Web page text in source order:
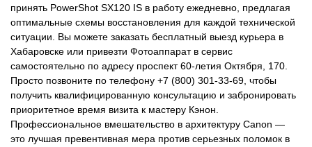
принять PowerShot SX120 IS в работу ежедневно, предлагая
оптимальные схемы восстановления для каждой технической
ситуации. Вы можете заказать бесплатный выезд курьера в
Хабаровске или привезти Фотоаппарат в сервис
самостоятельно по адресу проспект 60-летия Октября, 170.
Просто позвоните по телефону +7 (800) 301-33-69, чтобы
получить квалифицированную консультацию и забронировать
приоритетное время визита к мастеру Кэнон.
Профессиональное вмешательство в архитектуру Canon —
это лучшая превентивная мера против серьезных поломок в